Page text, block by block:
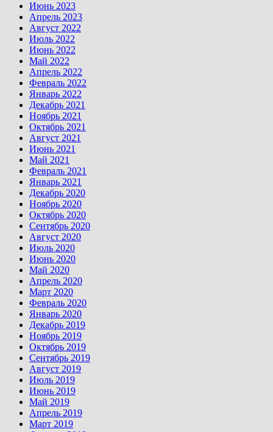
Июнь 2023
Апрель 2023
Август 2022
Июль 2022
Июнь 2022
Май 2022
Апрель 2022
Февраль 2022
Январь 2022
Декабрь 2021
Ноябрь 2021
Октябрь 2021
Август 2021
Июнь 2021
Май 2021
Февраль 2021
Январь 2021
Декабрь 2020
Ноябрь 2020
Октябрь 2020
Сентябрь 2020
Август 2020
Июль 2020
Июнь 2020
Май 2020
Апрель 2020
Март 2020
Февраль 2020
Январь 2020
Декабрь 2019
Ноябрь 2019
Октябрь 2019
Сентябрь 2019
Август 2019
Июль 2019
Июнь 2019
Май 2019
Апрель 2019
Март 2019